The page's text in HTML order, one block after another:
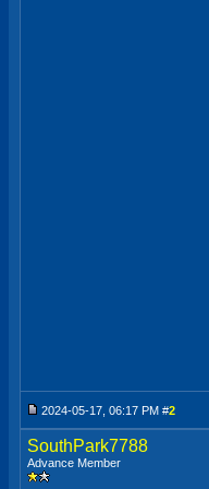
2024-05-17, 06:17 PM #2
SouthPark7788
Advance Member